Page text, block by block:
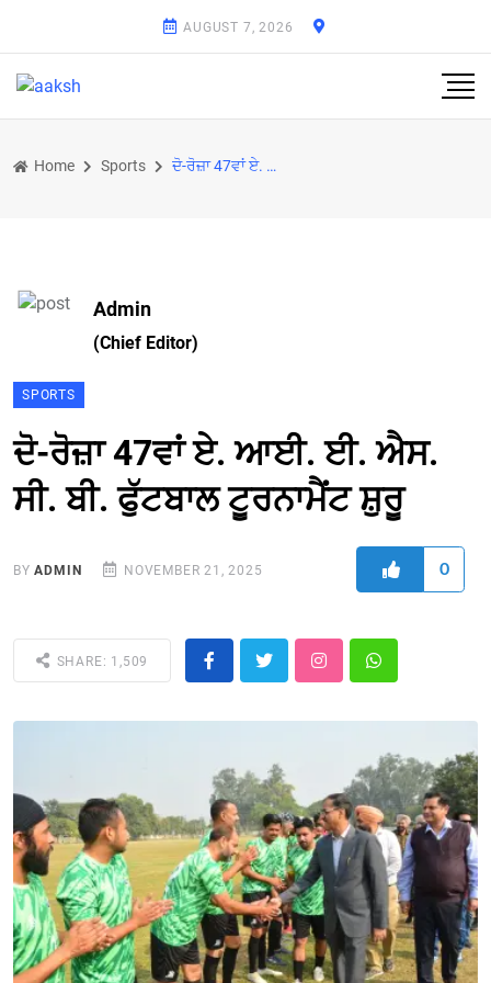
AUGUST 7, 2026
Home Sports ਦੋ-ਰੋਜ਼ਾ 47ਵਾਂ ਏ. ਆਈ. ਈ. ਐਸ. ਸੀ. ਬੀ. ਫੁੱਟਬਾਲ ਟੂਰਨਾਮੈਂਟ ਸ਼ੁਰੂ
Admin
(Chief Editor)
SPORTS
ਦੋ-ਰੋਜ਼ਾ 47ਵਾਂ ਏ. ਆਈ. ਈ. ਐਸ.
ਸੀ. ਬੀ. ਫੁੱਟਬਾਲ ਟੂਰਨਾਮੈਂਟ ਸ਼ੁਰੂ
BYADMIN NOVEMBER 21, 2025 0
SHARE: 1,509